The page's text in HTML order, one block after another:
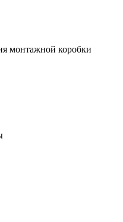
монтажной коробки